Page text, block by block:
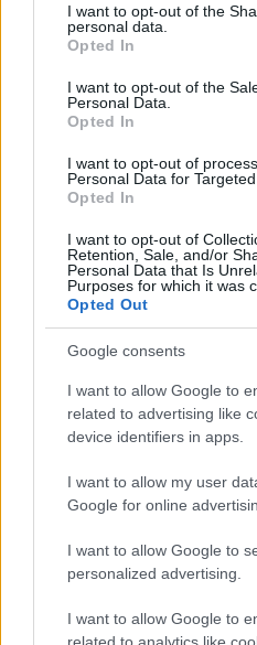
not limited to your visit or
grant or deny consent to
use your data for below
consent section.
I want to opt-out of the
personal data.
Opted In
I want to opt-out of the
Personal Data.
Opted In
I want to opt-out of
Personal Data for Targeted
Opted In
I want to opt-out of
Retention, Sale, and/or
Personal Data that Is
Purposes for which it was
Opted Out
Google consents
I want to allow Google to
related to advertising like
device identifiers in apps.
I want to allow my user
Google for online
I want to allow Google to
personalized advertising.
I want to allow Google to
related to analytics like
Egyetlen, fél
Bicske
Egyhetes
rendőrség a
Fontos a